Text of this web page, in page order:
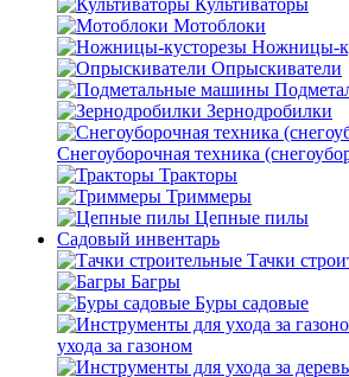
Культиваторы
Мотоблоки
Ножницы-
Опрыскиватели
Зернодробилки
Снегоуборочная техника
Тракторы
Триммеры
Цепные пилы
Садовый инвентарь
Тачки
Багры
Буры садовые
ухода за газоном